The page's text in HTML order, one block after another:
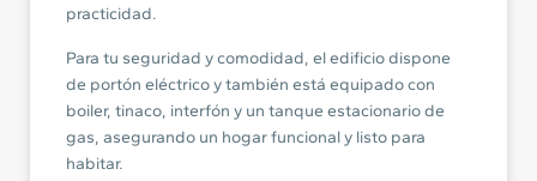
practicidad.
Para tu seguridad y comodidad, el edificio dispone
de portón eléctrico y también está equipado con
boiler, tinaco, interfón y un tanque estacionario de
gas, asegurando un hogar funcional y listo para
habitar.